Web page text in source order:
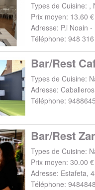
Types de Cuisine: ,
Prix moyen: 13.60 €
Adresse: P.i Noain
Téléphone: 948
Bar/Rest
Types de Cuisine:
Adresse:
Téléphone:
Bar/Rest
Types de Cuisine:
Prix moyen: 30.00 €
Adresse: Estafeta,
Téléphone: